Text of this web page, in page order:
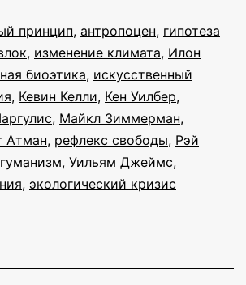
пустыре:
критика
Джеймса
Лавлока
принцип, антропоцен, гипотеза
, изменение климата, Илон
биоэтика, искусственный
, Кевин Келли, Кен Уилбер,
, Майкл Зиммерман,
Атман, рефлекс свободы, Рэй
, Уильям Джеймс,
, экологический кризис